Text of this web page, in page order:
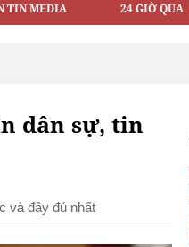
TIN MEDIA 24 GIỜ QUA
dân sự, tin
và đầy đủ nhất